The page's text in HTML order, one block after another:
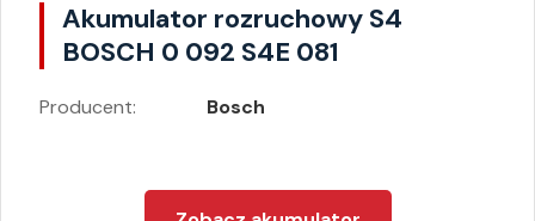
Akumulator rozruchowy S4
BOSCH 0 092 S4E 081
Producent: Bosch